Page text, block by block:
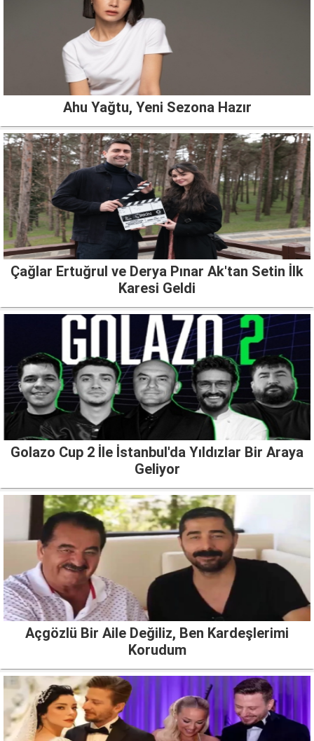
Ahu Yağtu, Yeni Sezona Hazır
Çağlar Ertuğrul ve Derya Pınar Ak'tan Setin İlk
Karesi Geldi
Golazo Cup 2 İle İstanbul'da Yıldızlar Bir Araya
Geliyor
Açgözlü Bir Aile Değiliz, Ben Kardeşlerimi
Korudum